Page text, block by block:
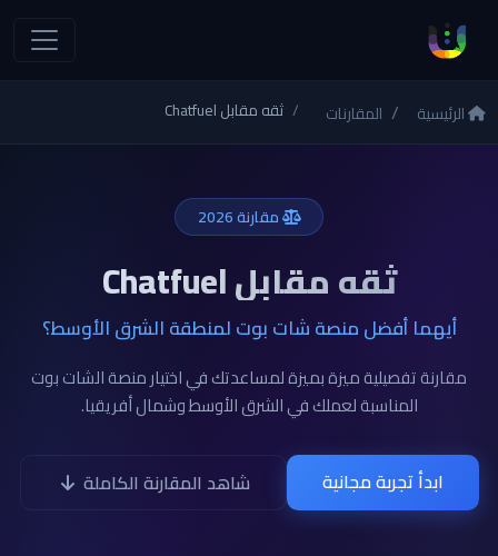
الرئيسية المقارنات ثقه مقابل Chatfuel
مقارنة 2026
ثقه مقابل Chatfuel
أيهما أفضل منصة شات بوت لمنطقة الشرق الأوسط؟
مقارنة تفصيلية ميزة بميزة لمساعدتك في اختيار منصة الشات بوت
المناسبة لعملك في الشرق الأوسط وشمال أفريقيا.
ابدأ تجربة مجانية شاهد المقارنة الكاملة